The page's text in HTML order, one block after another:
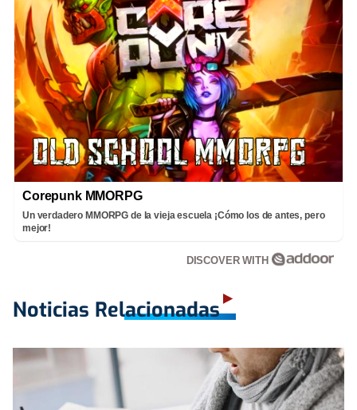
Corepunk MMORPG
Un verdadero MMORPG de la vieja escuela ¡Cómo los de antes, pero
mejor!
DISCOVER WITH
Noticias Relacionadas